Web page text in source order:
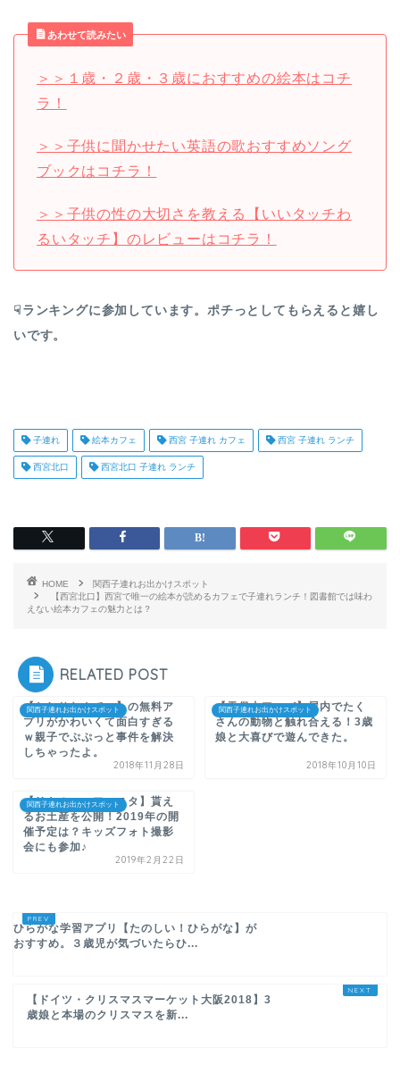
あわせて読みたい
＞＞１歳・２歳・３歳におすすめの絵本はコチ
ラ！
＞＞子供に聞かせたい英語の歌おすすめソング
ブックはコチラ！
＞＞子供の性の大切さを教える【いいタッチわ
るいタッチ】のレビューはコチラ！
☟ランキングに参加しています。ポチっとしてもらえると嬉し
いです。
子連れ 絵本カフェ 西宮 子連れ カフェ 西宮 子連れ ランチ
西宮北口 西宮北口 子連れ ランチ
HOME
関西子連れお出かけスポット
【西宮北口】西宮で唯一の絵本が読めるカフェで子連れランチ！図書館では味わ
えない絵本カフェの魅力とは？
RELATED POST
関西子連れお出かけスポット
【おしりたんてい】の無料ア
プリがかわいくて面白すぎる
ｗ親子でぷぷっと事件を解決
しちゃったよ。
2018年11月28日
関西子連れお出かけスポット
【天保山アニパ】屋内でたく
さんの動物と触れ合える！3歳
娘と大喜びで遊んできた。
2018年10月10日
関西子連れお出かけスポット
【リトルママフェスタ】貰え
るお土産を公開！2019年の開
催予定は？キッズフォト撮影
会にも参加♪
2019年2月22日
ひらがな学習アプリ【たのしい！ひらがな】が
おすすめ。３歳児が気づいたらひ...
【ドイツ・クリスマスマーケット大阪2018】3
歳娘と本場のクリスマスを新...